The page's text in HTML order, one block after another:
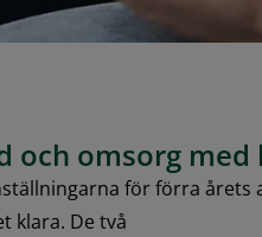
och omsorg
för förra årets
klara. De två